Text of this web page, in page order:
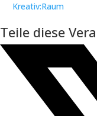
Kreativ:Raum
Teile diese